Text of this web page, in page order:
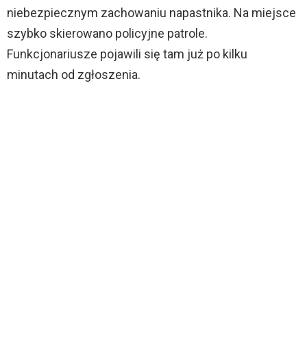
niebezpiecznym zachowaniu napastnika. Na miejsce
szybko skierowano policyjne patrole.
Funkcjonariusze pojawili się tam już po kilku
minutach od zgłoszenia.